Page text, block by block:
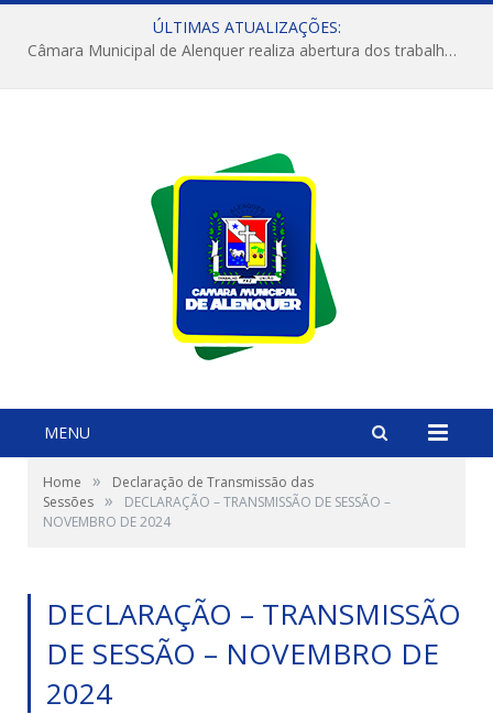
ÚLTIMAS ATUALIZAÇÕES:
Câmara Municipal de Alenquer realiza abertura dos trabalhos do 4º Período Legislativo
MENU
Home »
Declaração de Transmissão das
Sessões »
DECLARAÇÃO – TRANSMISSÃO DE SESSÃO –
NOVEMBRO DE 2024
DECLARAÇÃO – TRANSMISSÃO
DE SESSÃO – NOVEMBRO DE
2024